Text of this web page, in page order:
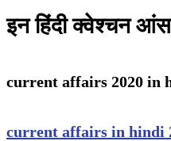
इन हिंदी क्वेश्चन
current affairs 2020 in
current affairs in hindi